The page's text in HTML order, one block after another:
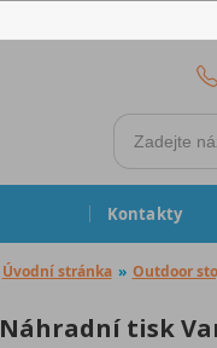
Kontakty
Úvodní stránka » Outdoor
Náhradní tisk